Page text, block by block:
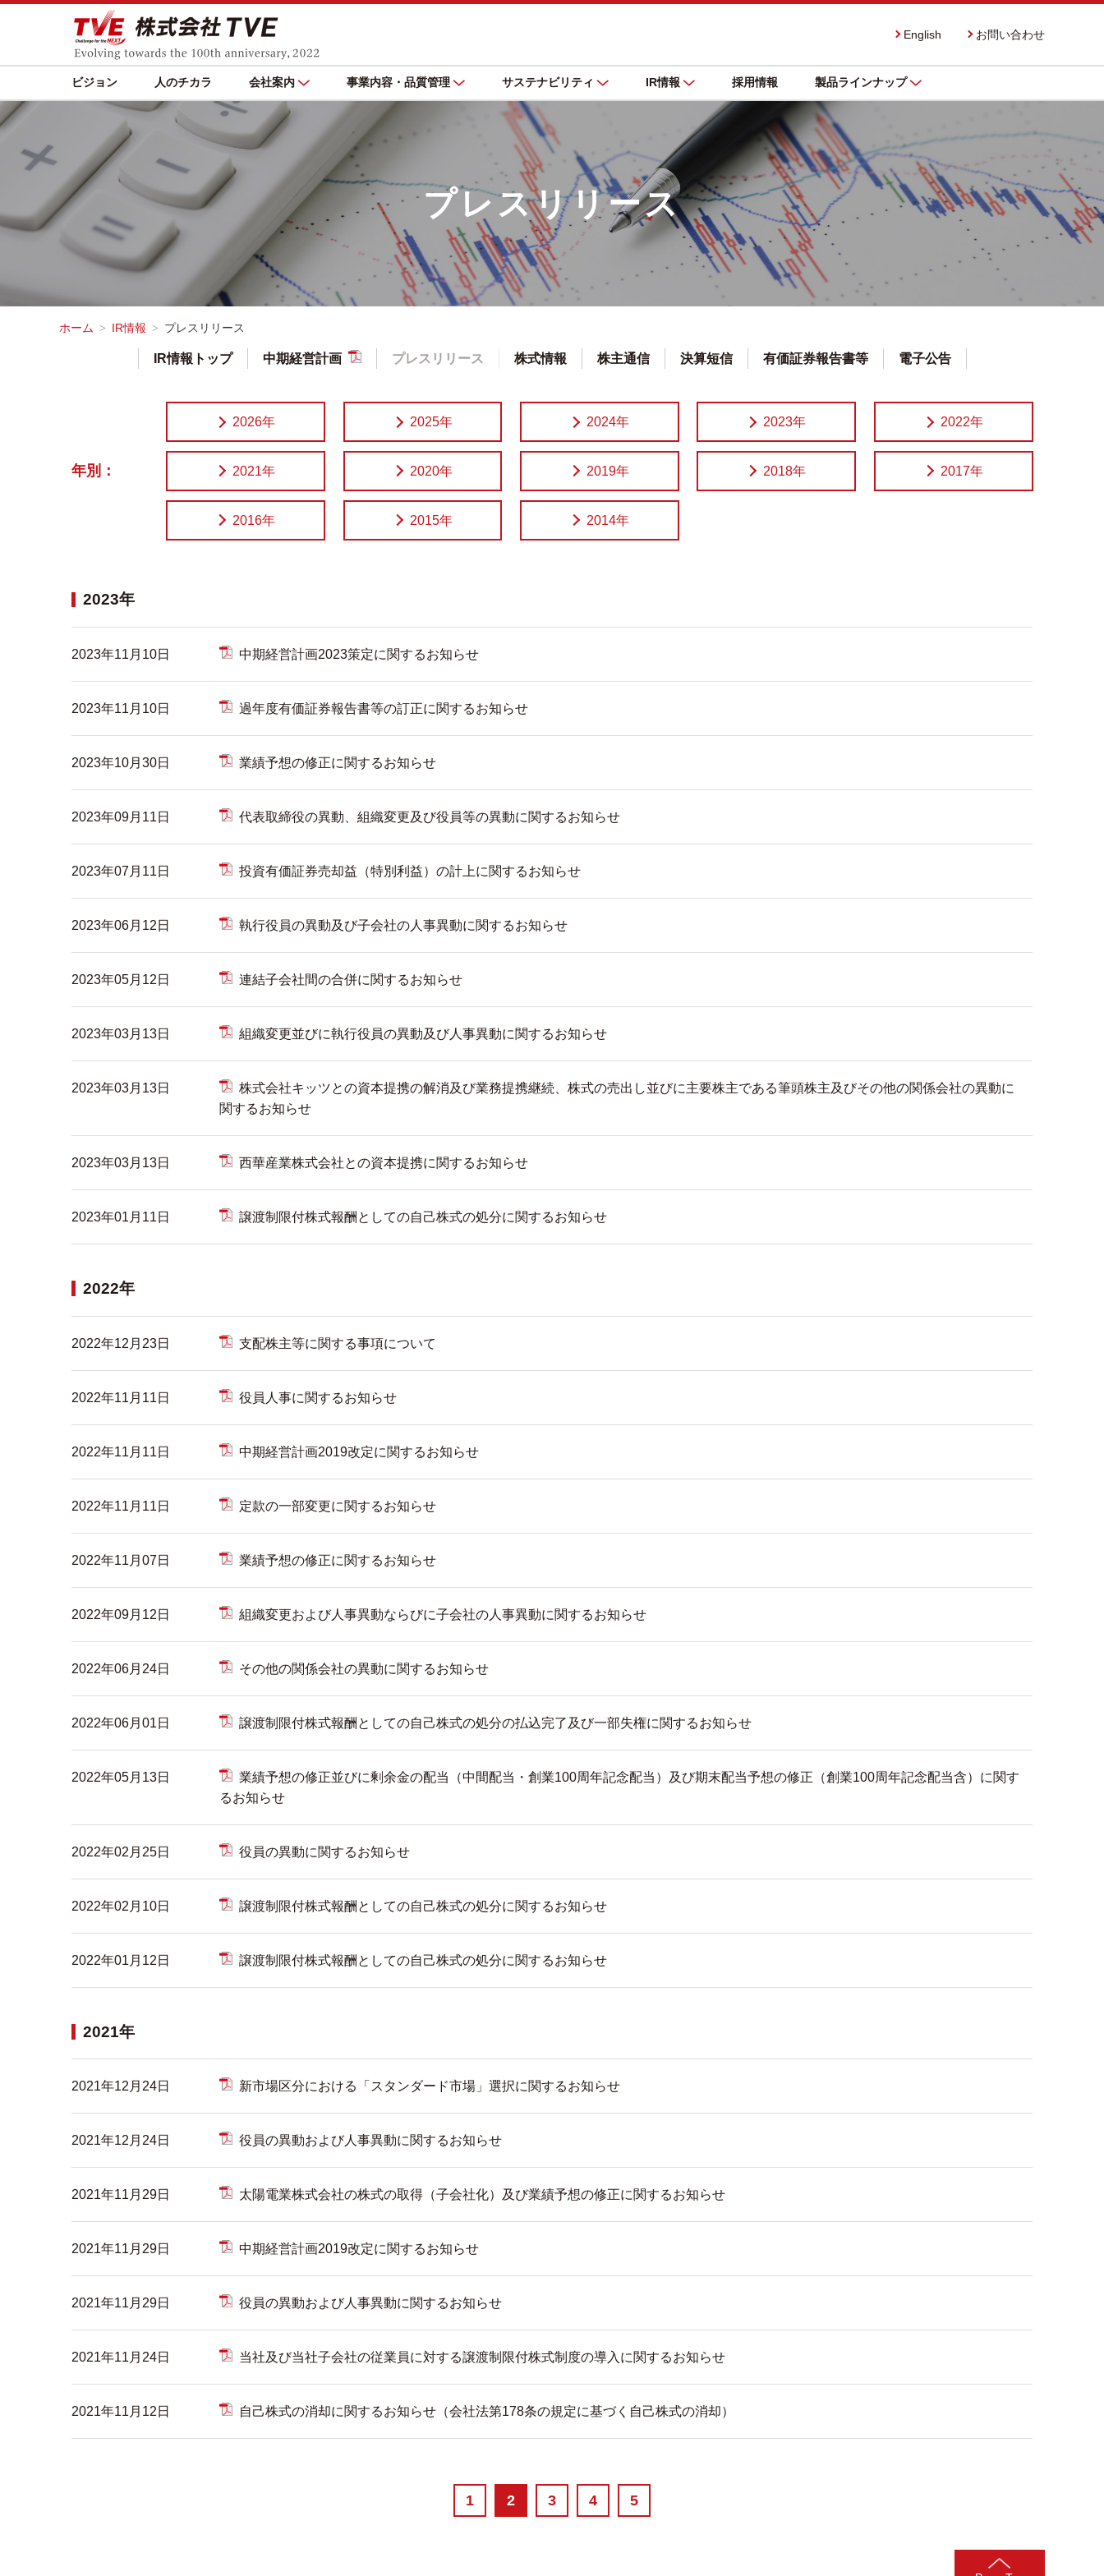
ビジョン 人のチカラ 会社案内 事業内容・品質管理 サステナビリティ IR情報 採用情報 製品ラインナップ
English お問い合わせ
プレスリリース
ホーム IR情報 プレスリリース
IR情報トップ 中期経営計画 プレスリリース 株式情報 株主通信 決算短信 有価証券報告書等 電子公告
年別：
2026年 2025年 2024年 2023年 2022年
2021年 2020年 2019年 2018年 2017年
2016年 2015年 2014年
2023年
2023年11月10日 中期経営計画2023策定に関するお知らせ
2023年11月10日 過年度有価証券報告書等の訂正に関するお知らせ
2023年10月30日 業績予想の修正に関するお知らせ
2023年09月11日 代表取締役の異動、組織変更及び役員等の異動に関するお知らせ
2023年07月11日 投資有価証券売却益（特別利益）の計上に関するお知らせ
2023年06月12日 執行役員の異動及び子会社の人事異動に関するお知らせ
2023年05月12日 連結子会社間の合併に関するお知らせ
2023年03月13日 組織変更並びに執行役員の異動及び人事異動に関するお知らせ
2023年03月13日
株式会社キッツとの資本提携の解消及び業務提携継続、株式の売出し並びに主要株主である筆頭株主及びその他の関係会社の異動に
関するお知らせ
2023年03月13日 西華産業株式会社との資本提携に関するお知らせ
2023年01月11日 譲渡制限付株式報酬としての自己株式の処分に関するお知らせ
2022年
2022年12月23日 ⽀配株主等に関する事項について
2022年11月11日 役員人事に関するお知らせ
2022年11月11日 中期経営計画2019改定に関するお知らせ
2022年11月11日 定款の⼀部変更に関するお知らせ
2022年11月07日 業績予想の修正に関するお知らせ
2022年09月12日 組織変更および人事異動ならびに子会社の人事異動に関するお知らせ
2022年06月24日 その他の関係会社の異動に関するお知らせ
2022年06月01日 譲渡制限付株式報酬としての⾃⼰株式の処分の払込完了及び一部失権に関するお知らせ
2022年05月13日
業績予想の修正並びに剰余金の配当（中間配当・創業100周年記念配当）及び期末配当予想の修正（創業100周年記念配当含）に関す
るお知らせ
2022年02月25日 役員の異動に関するお知らせ
2022年02月10日 譲渡制限付株式報酬としての自己株式の処分に関するお知らせ
2022年01月12日 譲渡制限付株式報酬としての自己株式の処分に関するお知らせ
2021年
2021年12月24日 新市場区分における「スタンダード市場」選択に関するお知らせ
2021年12月24日 役員の異動および⼈事異動に関するお知らせ
2021年11月29日 太陽電業株式会社の株式の取得（子会社化）及び業績予想の修正に関するお知らせ
2021年11月29日 中期経営計画2019改定に関するお知らせ
2021年11月29日 役員の異動および⼈事異動に関するお知らせ
2021年11月24日 当社及び当社⼦会社の従業員に対する譲渡制限付株式制度の導⼊に関するお知らせ
2021年11月12日 自己株式の消却に関するお知らせ（会社法第178条の規定に基づく自己株式の消却）
1 2 3 4 5